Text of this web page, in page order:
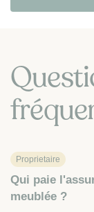
Proprietaire
Qui paie
meublée ?